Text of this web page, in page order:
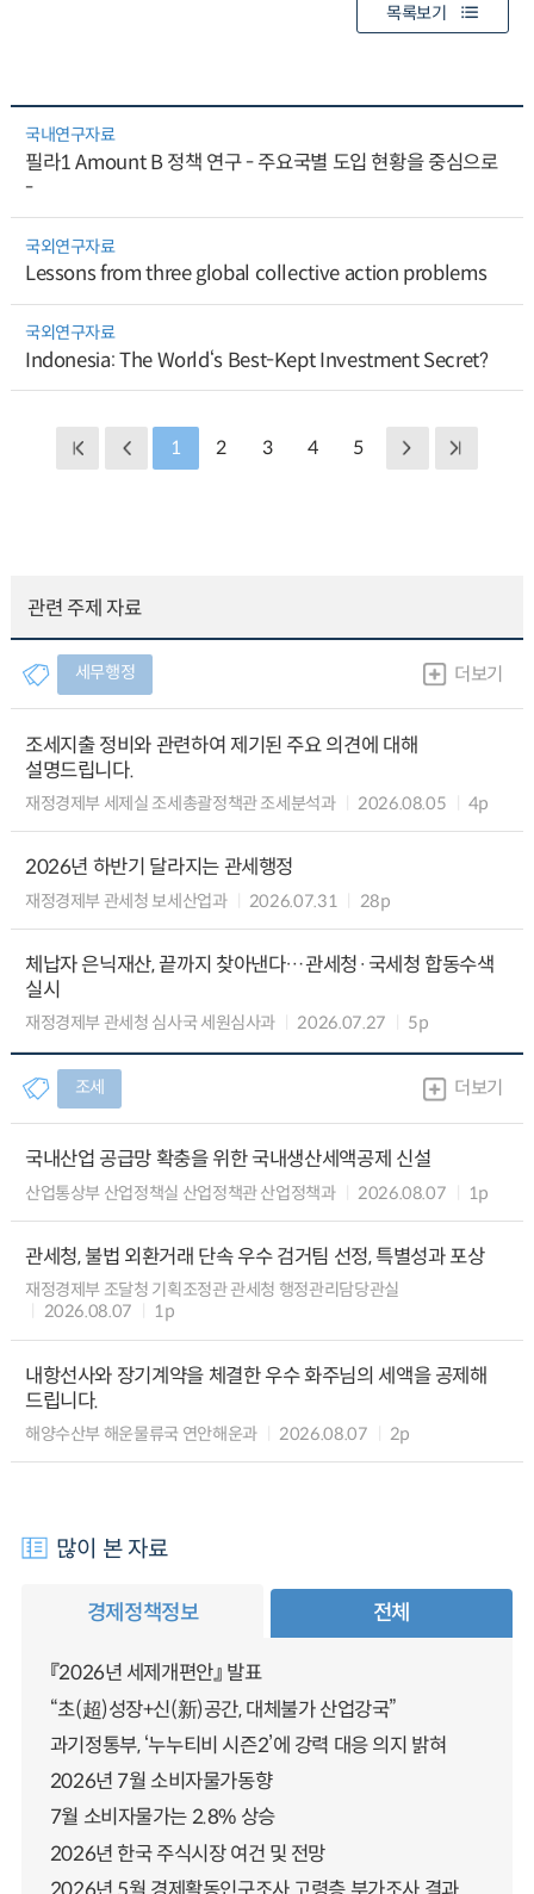
목록보기
국내연구자료
필라1 Amount B 정책 연구 - 주요국별 도입 현황을 중심으로
-
국외연구자료
Lessons from three global collective action problems
국외연구자료
Indonesia: The World‘s Best-Kept Investment Secret?
1 2 3 4 5
관련 주제 자료
세무행정 더보기
조세지출 정비와 관련하여 제기된 주요 의견에 대해
설명드립니다.
재정경제부 세제실 조세총괄정책관 조세분석과 2026.08.05 4p
2026년 하반기 달라지는 관세행정
재정경제부 관세청 보세산업과 2026.07.31 28p
체납자 은닉재산, 끝까지 찾아낸다…관세청·국세청 합동수색
실시
재정경제부 관세청 심사국 세원심사과 2026.07.27 5p
조세 더보기
국내산업 공급망 확충을 위한 국내생산세액공제 신설
산업통상부 산업정책실 산업정책관 산업정책과 2026.08.07 1p
관세청, 불법 외환거래 단속 우수 검거팀 선정, 특별성과 포상
재정경제부 조달청 기획조정관 관세청 행정관리담당관실
2026.08.07
1p
내항선사와 장기계약을 체결한 우수 화주님의 세액을 공제해
드립니다.
해양수산부 해운물류국 연안해운과 2026.08.07 2p
많이 본 자료
경제정책정보 전체
『2026년 세제개편안』 발표
“초(超)성장+신(新)공간, 대체불가 산업강국”
과기정통부, ‘누누티비 시즌2’에 강력 대응 의지 밝혀
2026년 7월 소비자물가동향
7월 소비자물가는 2.8% 상승
2026년 한국 주식시장 여건 및 전망